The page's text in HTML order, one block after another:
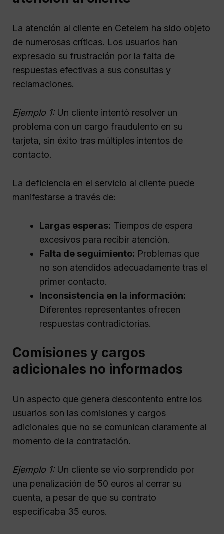
La atención al cliente en Cetelem ha sido objeto
de numerosas críticas. Los usuarios han
expresado su frustración por la falta de
respuestas efectivas a sus consultas y
reclamaciones.
Ejemplo 1:Un cliente intentó resolver un
problema con un cargo fraudulento en su
tarjeta, sin éxito tras múltiples intentos de
contacto.
La deficiencia en el servicio al cliente puede
manifestarse a través de:
Largas esperas: Tiempos de espera
excesivos para recibir atención.
Falta de seguimiento: Problemas que
no son atendidos adecuadamente tras el
primer contacto.
Inconsistencia en la información:
Diferentes representantes ofrecen
respuestas contradictorias.
Comisiones y cargos
adicionales no informados
Un aspecto que genera descontento entre los
usuarios son las comisiones y cargos
adicionales que no se comunican claramente al
momento de la contratación.
Ejemplo 1:Un cliente se vio sorprendido por
una penalización de 50 euros al cerrar su
cuenta, a pesar de que su contrato
especificaba 35 euros.